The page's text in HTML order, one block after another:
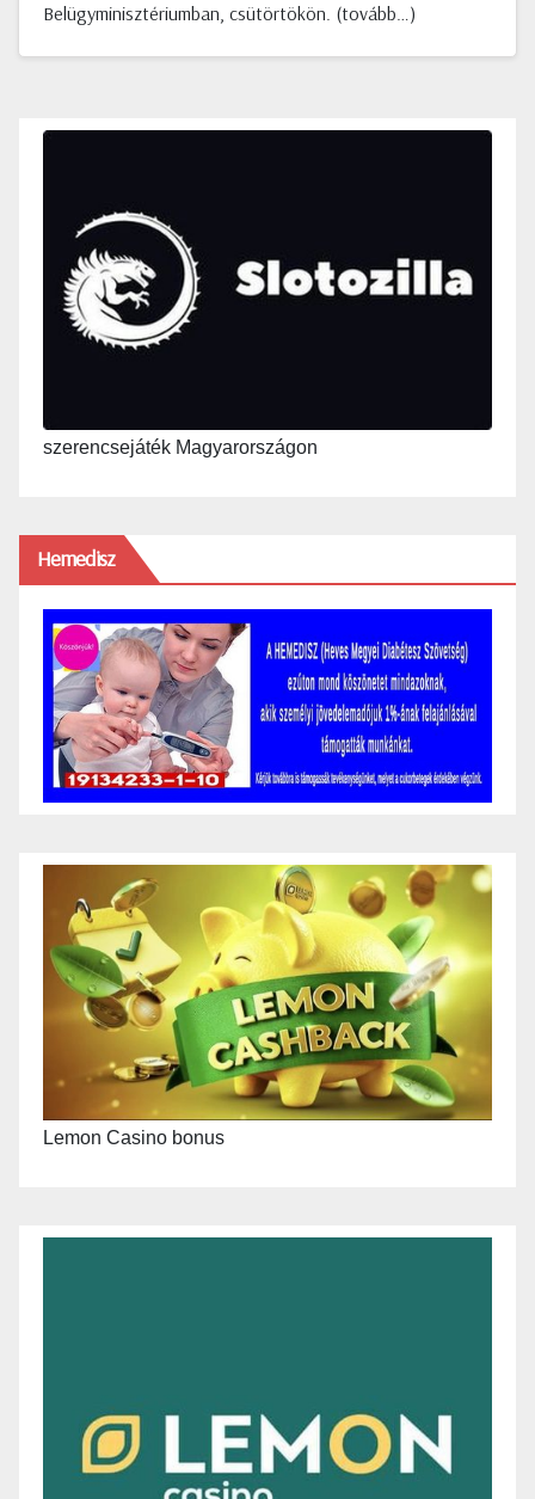
Belügyminisztériumban, csütörtökön. (tovább…)
szerencsejáték Magyarországon
Hemedisz
Lemon Casino bonus